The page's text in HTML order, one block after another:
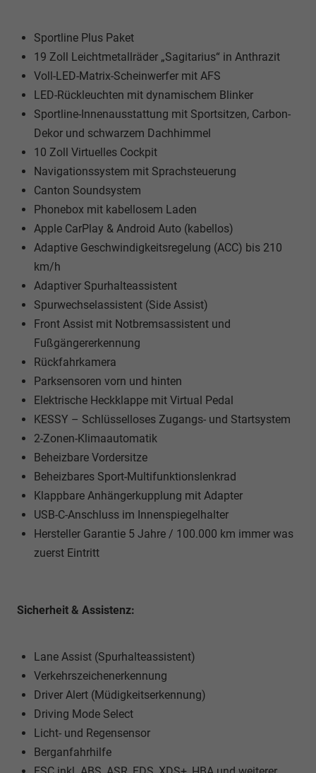
Sportline Plus Paket
19 Zoll Leichtmetallräder „Sagitarius“ in Anthrazit
Voll-LED-Matrix-Scheinwerfer mit AFS
LED-Rückleuchten mit dynamischem Blinker
Sportline-Innenausstattung mit Sportsitzen, Carbon-
Dekor und schwarzem Dachhimmel
10 Zoll Virtuelles Cockpit
Navigationssystem mit Sprachsteuerung
Canton Soundsystem
Phonebox mit kabellosem Laden
Apple CarPlay & Android Auto (kabellos)
Adaptive Geschwindigkeitsregelung (ACC) bis 210
km/h
Adaptiver Spurhalteassistent
Spurwechselassistent (Side Assist)
Front Assist mit Notbremsassistent und
Fußgängererkennung
Rückfahrkamera
Parksensoren vorn und hinten
Elektrische Heckklappe mit Virtual Pedal
KESSY – Schlüsselloses Zugangs- und Startsystem
2-Zonen-Klimaautomatik
Beheizbare Vordersitze
Beheizbares Sport-Multifunktionslenkrad
Klappbare Anhängerkupplung mit Adapter
USB-C-Anschluss im Innenspiegelhalter
Hersteller Garantie 5 Jahre / 100.000 km immer was
zuerst Eintritt
Sicherheit & Assistenz:
Lane Assist (Spurhalteassistent)
Verkehrszeichenerkennung
Driver Alert (Müdigkeitserkennung)
Driving Mode Select
Licht- und Regensensor
Berganfahrhilfe